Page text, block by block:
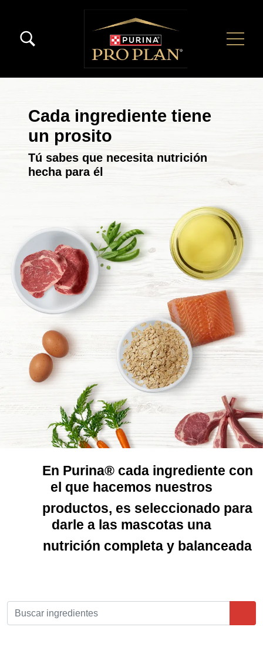
Menú Secundario Pro Plan
Menú Principal Pro Plan
Cada ingrediente tiene
un prosito
Tú sabes que necesita nutrición
hecha para él
En Purina® cada ingrediente con
el que hacemos nuestros
productos, es seleccionado para
darle a las mascotas una
nutrición completa y balanceada